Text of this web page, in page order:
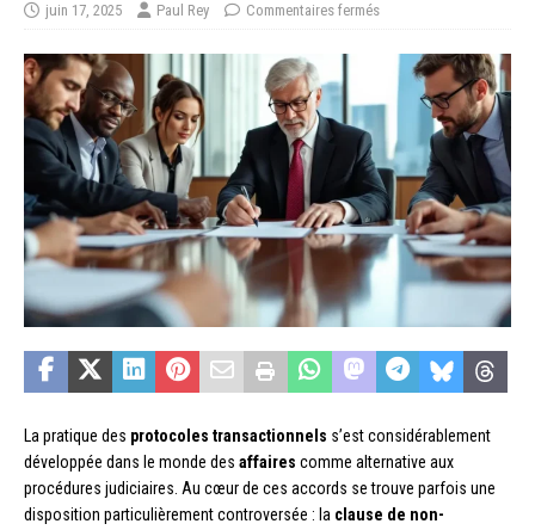
juin 17, 2025 Paul Rey Commentaires fermés
La pratique des protocoles transactionnels s’est considérablement
développée dans le monde des affaires comme alternative aux
procédures judiciaires. Au cœur de ces accords se trouve parfois une
disposition particulièrement controversée : la clause de non-